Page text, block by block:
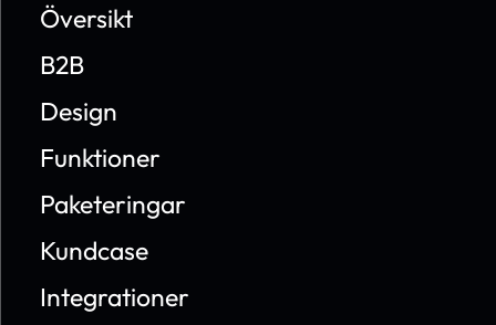
Översikt
B2B
Design
Funktioner
Paketeringar
Kundcase
Integrationer